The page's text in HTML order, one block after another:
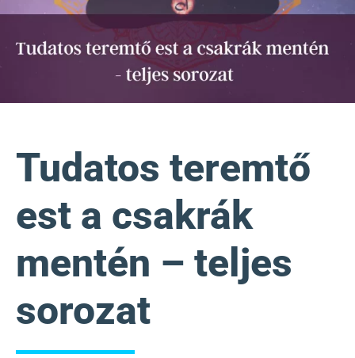
Tudatos teremtő
est a csakrák
mentén – teljes
sorozat